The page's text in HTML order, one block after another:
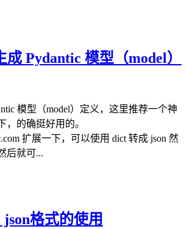
成 Pydantic 模型（model）
模型（model）定义，这里推荐一个神
，的确挺好用的。
扩展一下，可以使用 dict 转成 json 然
后就可...
格式的使用